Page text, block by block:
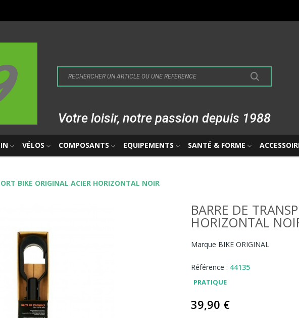
Votre loisir, notre passion depuis 1988
VÉLOS COMPOSANTS EQUIPEMENTS SANTÉ & FORME
BIKE ORIGINAL ACIER HORIZONTAL NOIR
BARRE DE
HORIZONTAL
Marque BIKE ORIGINAL
Référence : 44135
PRATIQUE
39,90 €